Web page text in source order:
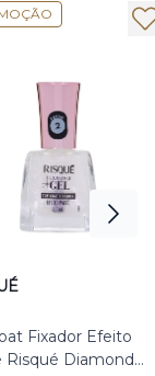
Fixador Efeito
Risqué Diamond